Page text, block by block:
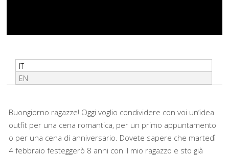
IT
EN
Buongiorno ragazze! Oggi voglio condividere con voi un’idea
outfit per una cena romantica, per un primo appuntamento
o per una cena di anniversario. Dovete sapere che martedì
4 febbraio festeggerò 8 anni con il mio ragazzo e sto già